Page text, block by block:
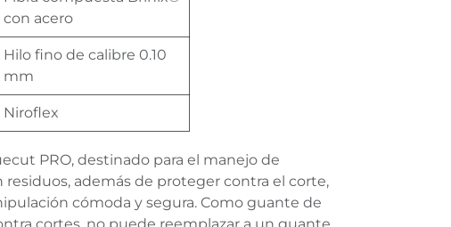
con acero
Hilo fino de calibre 0.10
mm
Niroflex
PRO, destinado para el manejo de
residuos, además de proteger contra el corte,
cómoda y segura. Como guante de